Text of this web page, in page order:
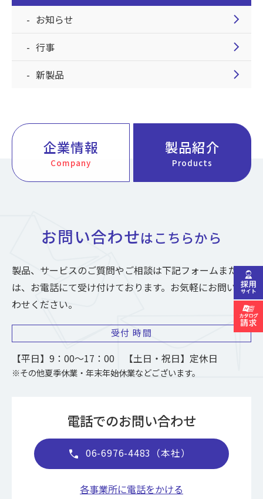
お知らせ
chevron_right
行事 chevron_right
新製品 chevron_right
企業情報
Company
製品紹介
Products
お問い合わせはこちらから
製品、サービスのご質問やご相談は下記フォームまた
は、お電話にて受け付けております。お気軽にお問い合
わせください。
受付 時間
【平日】9：00～17：00 【土日・祝日】定休日
※その他夏季休業・年末年始休業などございます。
電話でのお問い合わせ
call 06-6976-4483（本社）
各事業所に電話をかける